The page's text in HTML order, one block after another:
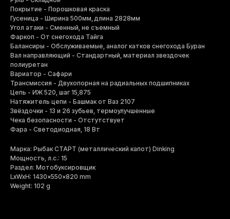
Покрытие - Порошковая краска
Гусеница - Ширина 500мм, длина 2828мм
Угол атаки - Сменный, не съемный
Фаркоп - От снегохода Тайга
Балансиры - Обслуживаемые, аналог катков снегохода Буран
Вал направляющий - Стандартный, материал звездочек
полиуретан
Вариатор - Сафари
Трансмиссия - Двухопорная на радиальных подшипниках
Цепь - ИЖ 520, шаг 15,875
Натяжитель цепи - Башмак от Ваз 2107
Звёздочки - 13 и 26 зубьев, термоулучшенные
Чека безопасности - Отстутствует
Фара - Светодиодная, 18 Вт
Марка: Рыбак СТАРТ (металлический капот) Dinking
Мощность, л.с.: 15
Раздел: Мотобуксировщик
LxWxH: 1430x550x820 mm
Weight: 102 g